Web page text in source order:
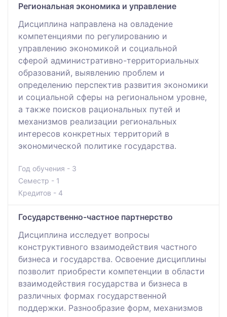
Региональная экономика и управление
Дисциплина направлена на овладение
компетенциями по регулированию и
управлению экономикой и социальной
сферой административно-территориальных
образований, выявлению проблем и
определению перспектив развития экономики
и социальной сферы на региональном уровне,
а также поисков рациональных путей и
механизмов реализации региональных
интересов конкретных территорий в
экономической политике государства.
Год обучения - 3
Семестр - 1
Кредитов - 4
Государственно-частное партнерство
Дисциплина исследует вопросы
конструктивного взаимодействия частного
бизнеса и государства. Освоение дисциплины
позволит приобрести компетенции в области
взаимодействия государства и бизнеса в
различных формах государственной
поддержки. Разнообразие форм, механизмов